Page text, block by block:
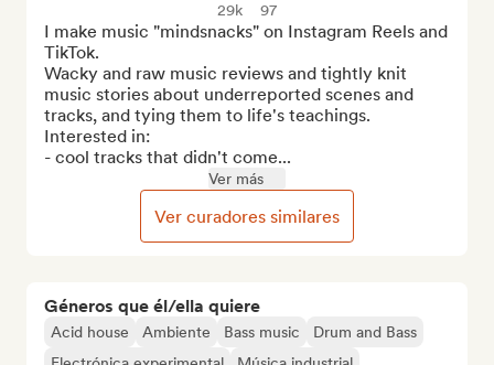
Géneros que él/ella quiere
Acid house Ambiente Bass music
Drum and Bass
29k 97
I make music "mindsnacks" on Instagram Reels and
TikTok.
Wacky and raw music reviews and tightly knit
music stories about underreported scenes and
tracks, and tying them to life's teachings.
Interested in:
- cool tracks that didn't come...
Ver más
Ver curadores similares